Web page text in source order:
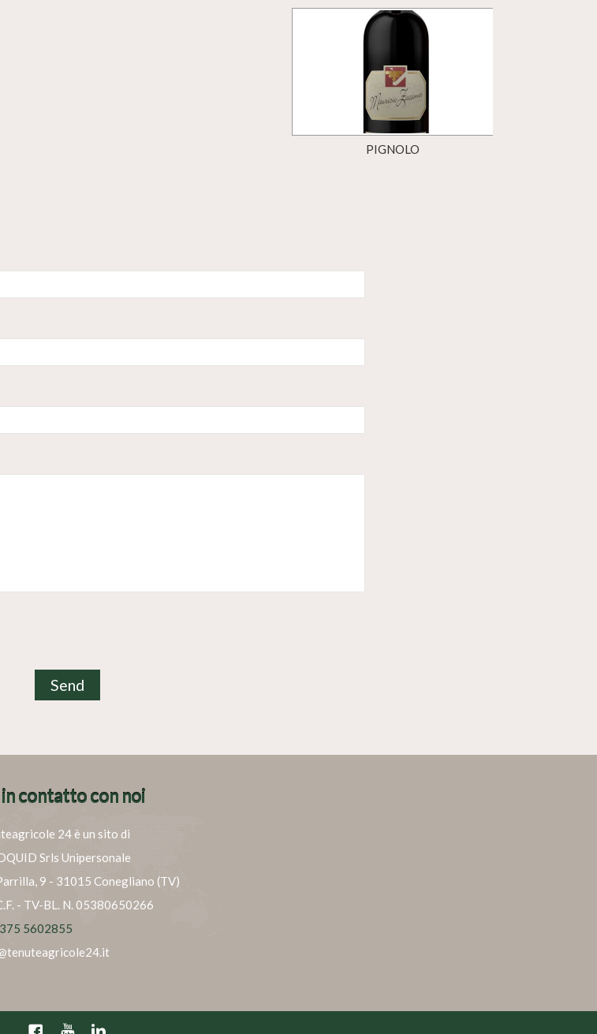
PIGNOLO
contatto con noi
24 è un sito di
Srls Unipersonale
9 - 31015 Conegliano (TV)
- TV-BL. N. 05380650266
5602855